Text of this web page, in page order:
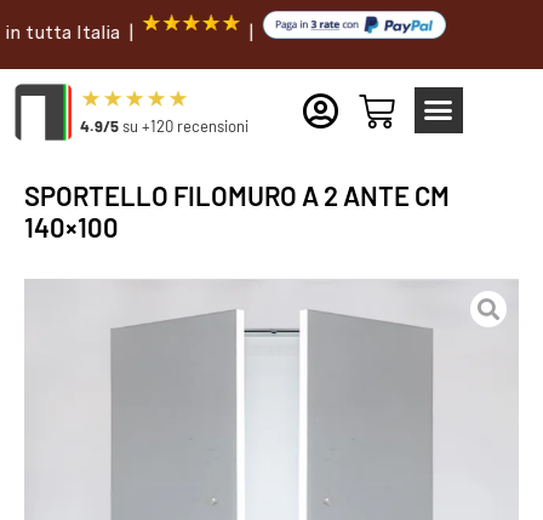
Italia | |
4.9/5su +120 recensioni
SPORTELLO FILOMURO A 2 ANTE CM
140×100